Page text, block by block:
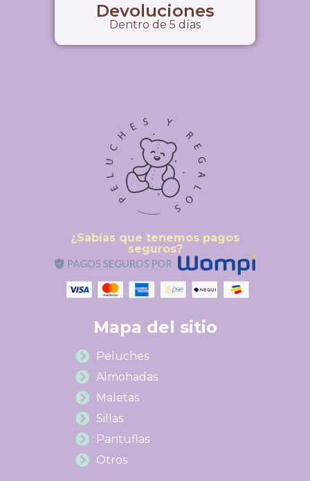
Devoluciones
Dentro de 5 días
¿Sabías que tenemos pagos
seguros?
Mapa del sitio
Peluches
Almohadas
Maletas
Sillas
Pantuflas
Otros